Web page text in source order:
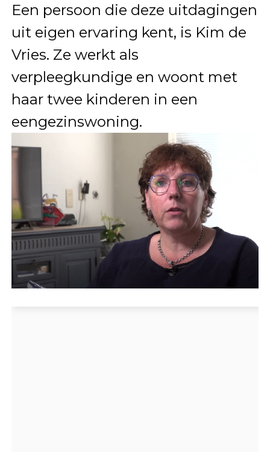
Een persoon die deze uitdagingen
uit eigen ervaring kent, is Kim de
Vries. Ze werkt als
verpleegkundige en woont met
haar twee kinderen in een
eengezinswoning.